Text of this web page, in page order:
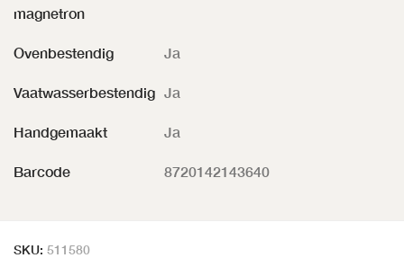
magnetron
Ovenbestendig Ja
Vaatwasserbestendig Ja
Handgemaakt Ja
Barcode 8720142143640
SKU: 511580